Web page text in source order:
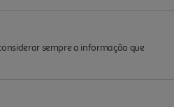
sempre a informação que